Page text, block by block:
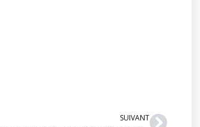
SUIVANTSuivant